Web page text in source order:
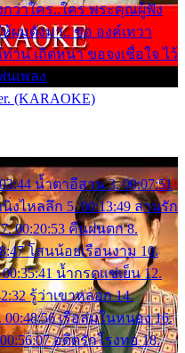
กว่าใคร..ใคร พระคุณผู้ฟัง
ผมดังมา.. ขอ องค์เทวา
น เถิดหนา ขอจงเชื่อใจ ไว้
นเพลง
(KARAOKE)
น้ำตาอีสาน 3. 00:07:51
งไหลลึก 5. 00:13:49 ลานรัก
00:20:53 คืนฝนตก 8.
โสนน้อยเรือนงาม 10.
น้ำกรดแช่เย็น 12.
รู้ว่าเขาหลอก 14.
เรือล่มในหนอง 16.
อดีตรักโรงทอ 18.